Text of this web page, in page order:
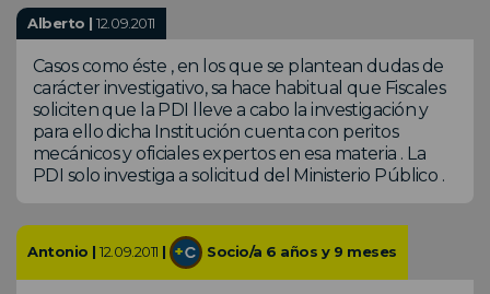
Alberto |12.09.2011
Casos como éste , en los que se plantean dudas de
carácter investigativo, sa hace habitual que Fiscales
soliciten que la PDI lleve a cabo la investigación y
para ello dicha Institución cuenta con peritos
mecánicos y oficiales expertos en esa materia . La
PDI solo investiga a solicitud del Ministerio Público .
Antonio |12.09.2011 | Socio/a 6 años y 9 meses